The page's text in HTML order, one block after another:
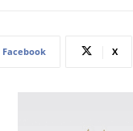
Facebook X